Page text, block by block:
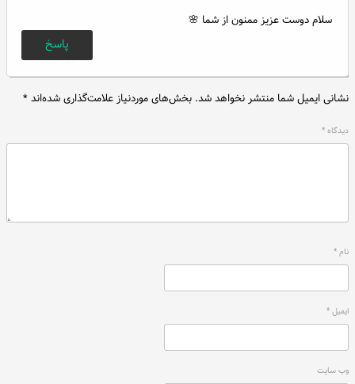
سلام دوست عزیز ممنون از شما 🌸
پاسخ
نشانی ایمیل شما منتشر نخواهد شد. بخش‌های موردنیاز علامت‌گذاری شده‌اند*
دیدگاه*
نام*
ایمیل*
وب‌ سایت